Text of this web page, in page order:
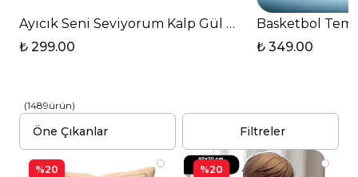
Ayıcık Seni Seviyorum Kalp Gül Baskılı T Saplı
₺ 299.00
Basketbol
₺ 349.00
(1489ürün)
Filtreler
%20 %20